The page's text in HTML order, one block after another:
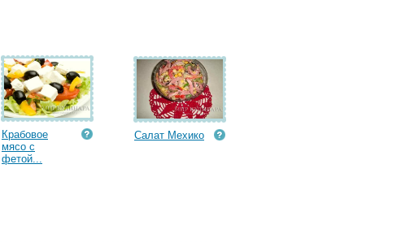
Крабовое
мясо с
фетой...
Салат Мехико